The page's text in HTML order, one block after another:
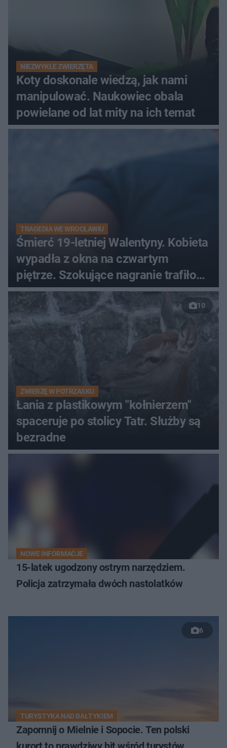
NIEZWYKŁE ZWIERZĘTA
Koty doskonale wiedzą, jak nami
manipulować. Naukowiec obala
powielane od lat mity na ich temat
TRAGEDIA WE WROCŁAWIU
Śmierć 19-letniej Walentyny. Kobieta
wypadła z okna na czwartym
piętrze. Szokujące nagranie trafiło
do sieci
10
ZWIERZĘ W POTRZASKU
Łania z plastikowym "kołnierzem"
spaceruje po stolicy Tatr. Służby są
bezradne
NOWE INFORMACJE
15-latek ugodzony ostrym narzędziem.
Policja zatrzymała dwóch nastolatków
6
TURYSTYKA NAD BAŁTYKIEM
Zapomnij o Mielnie i Sopocie. Ten polski